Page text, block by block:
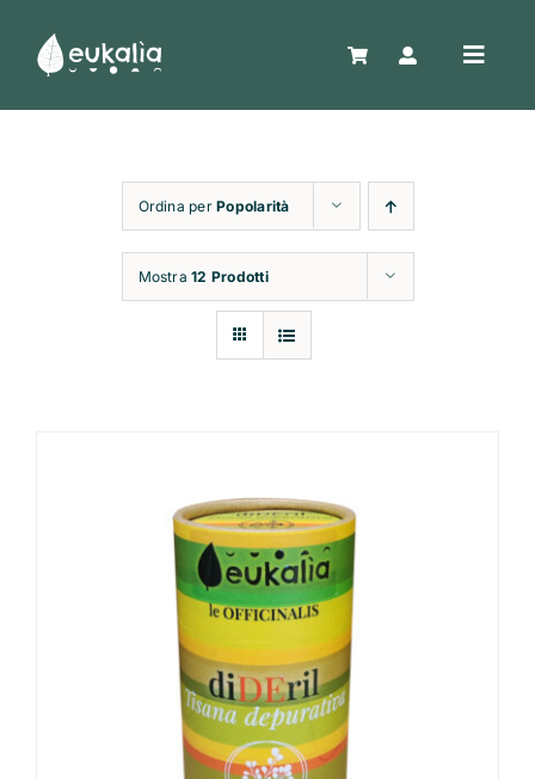
contenuto
Toggle
Confezioni regalo
Scrivi a Eukalìa
Ordina perPopolarità
Mostra12 Prodotti